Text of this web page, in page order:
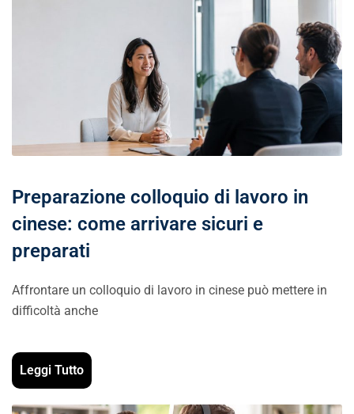
Preparazione colloquio di lavoro in
cinese: come arrivare sicuri e
preparati
Affrontare un colloquio di lavoro in cinese può mettere in
difficoltà anche
Leggi Tutto